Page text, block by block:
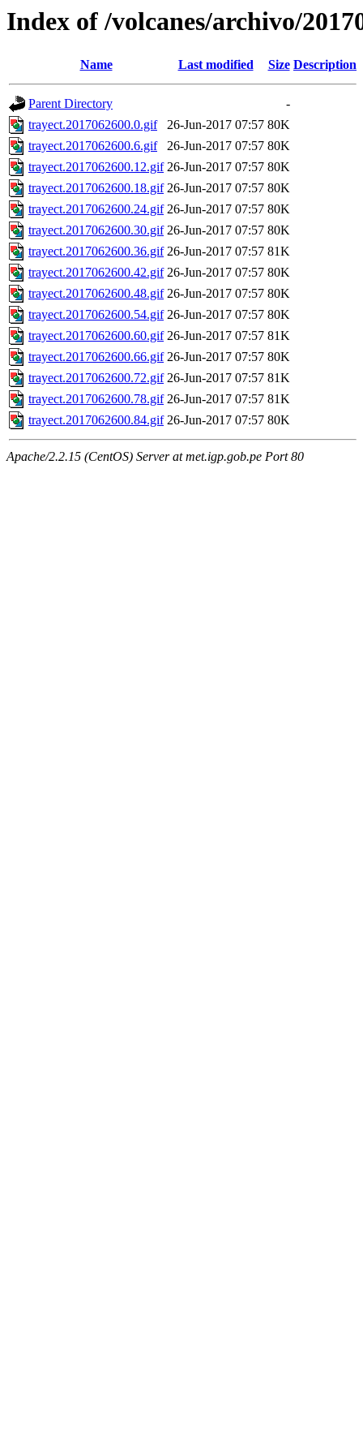
Index of /volcanes/archivo/
Name Last modified Size Description
Parent Directory
-
trayect.2017062600.0.gif
26-Jun-2017 07:57 80K
trayect.2017062600.6.gif
26-Jun-2017 07:57 80K
trayect.2017062600.12.gif 26-Jun-2017 07:57 80K
trayect.2017062600.18.gif 26-Jun-2017 07:57 80K
trayect.2017062600.24.gif 26-Jun-2017 07:57 80K
trayect.2017062600.30.gif 26-Jun-2017 07:57 80K
trayect.2017062600.36.gif 26-Jun-2017 07:57 81K
trayect.2017062600.42.gif 26-Jun-2017 07:57 80K
trayect.2017062600.48.gif 26-Jun-2017 07:57 80K
trayect.2017062600.54.gif 26-Jun-2017 07:57 80K
trayect.2017062600.60.gif 26-Jun-2017 07:57 81K
trayect.2017062600.66.gif 26-Jun-2017 07:57 80K
trayect.2017062600.72.gif 26-Jun-2017 07:57 81K
trayect.2017062600.78.gif 26-Jun-2017 07:57 81K
trayect.2017062600.84.gif 26-Jun-2017 07:57 80K
Apache/2.2.15 (CentOS) Server at met.igp.gob.pe Port 80